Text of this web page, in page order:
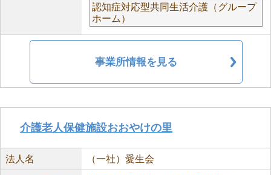
認知症対応型共同生活介護（グループ
ホーム）
事業所情報を見る
介護老人保健施設おおやけの里
法人名 （一社）愛生会